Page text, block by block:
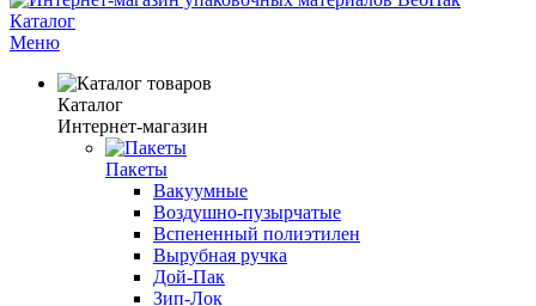
Каталог
Меню
Каталог
Интернет-магазин
Пакеты
Вакуумные
Воздушно-пузырчатые
Вспененный полиэтилен
Вырубная ручка
Дой-Пак
Зип-Лок